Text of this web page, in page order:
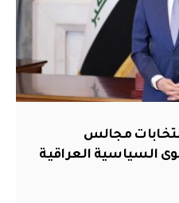
مجالس
السياسية العراقية